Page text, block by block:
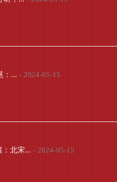
：... - 2024-05-15
北宋... - 2024-05-15